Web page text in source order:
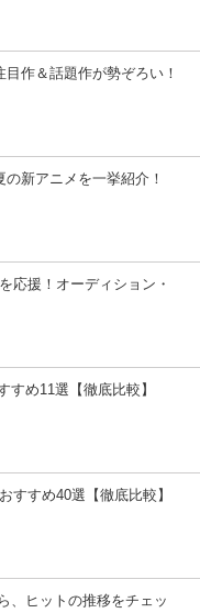
作＆話題作が勢ぞろい！
の新アニメを一挙紹介！
応援！オーディション・
すめ11選【徹底比較】
すすめ40選【徹底比較】
、ヒットの推移をチェッ